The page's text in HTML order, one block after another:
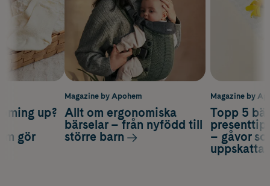
Magazine by
Topp 5
– gåvor
up?
gör
Magazine by Apohem
Allt om ergonomiska
bärselar – från nyfödd till
större barn